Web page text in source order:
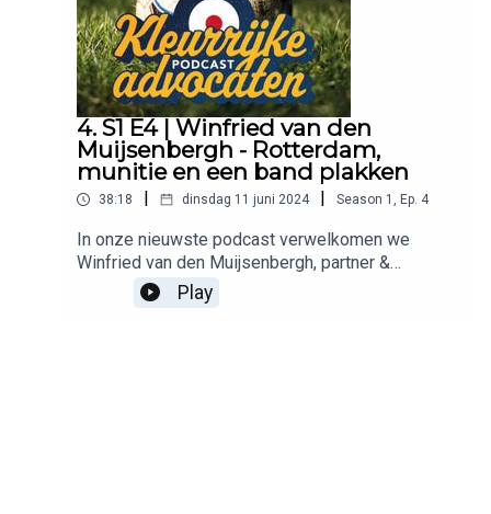
4. S1 E4 | Winfried van den
Muijsenbergh - Rotterdam,
munitie en een band plakken
38:18 | dinsdag 11 juni 2024 | Season 1 , Ep. 4
In onze nieuwste podcast verwelkomen we
Winfried van den Muijsenbergh, partner &
advocaat bij AKD, die zijn toga even aan de
kapstok hangt om persoonlijke verhalen en
Play